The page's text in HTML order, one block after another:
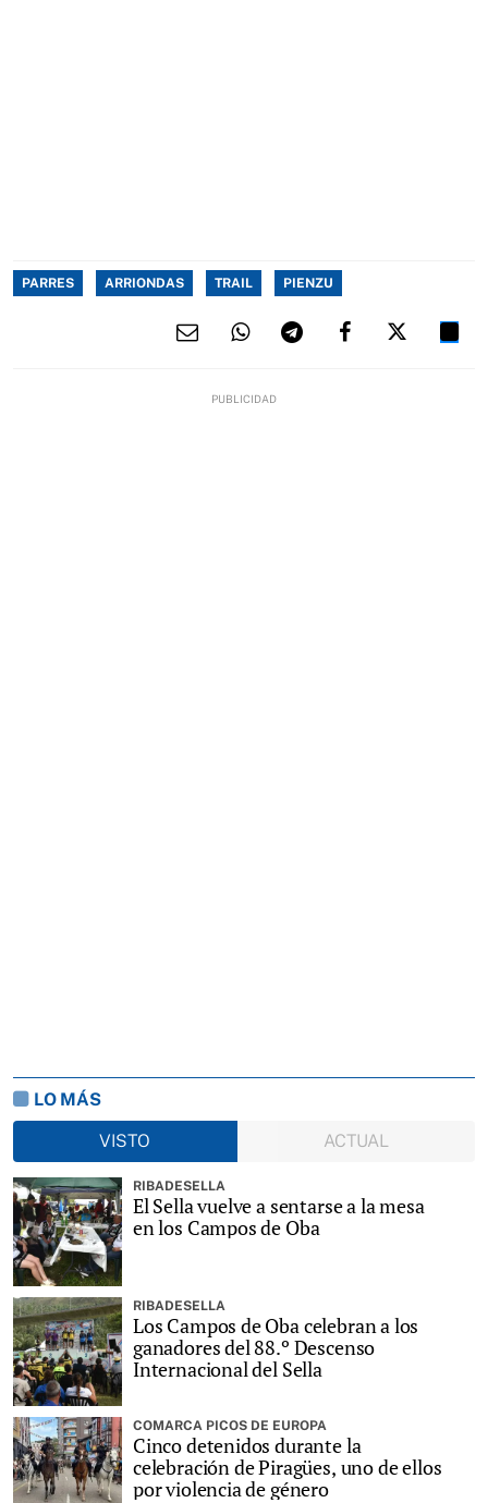
PARRES ARRIONDAS TRAIL PIENZU
LO MÁS
VISTO
ACTUAL
RIBADESELLA
El Sella vuelve a sentarse a la mesa
en los Campos de Oba
RIBADESELLA
Los Campos de Oba celebran a los
ganadores del 88.º Descenso
Internacional del Sella
COMARCA PICOS DE EUROPA
Cinco detenidos durante la
celebración de Piragües, uno de ellos
por violencia de género